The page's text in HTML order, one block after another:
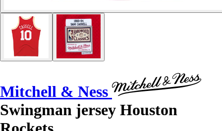
Mitchell & Ness
Swingman jersey Houston